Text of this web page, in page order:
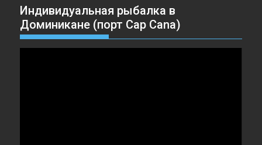
Индивидуальная рыбалка в
Доминикане (порт Cap Cana)